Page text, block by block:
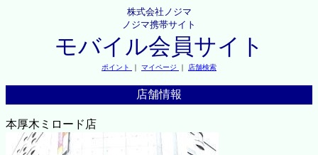
株式会社ノジマ
ノジマ携帯サイト
モバイル会員サイト
ポイント ｜ マイページ ｜ 店舗検索
店舗情報
本厚木ミロード店